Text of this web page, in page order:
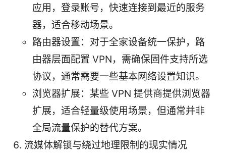
应用，登录账号，快速连接到最近的服务
器，适合移动场景。
路由器设置：对于全家设备统一保护，路
由器层面配置 VPN，需确保固件支持所选
协议，通常需要一些基本网络设置知识。
浏览器扩展：某些 VPN 提供商提供浏览器
扩展，适合轻量级使用场景，但通常并非
全局流量保护的替代方案。
流媒体解锁与绕过地理限制的现实情况